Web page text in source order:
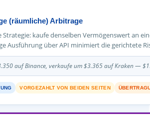
(räumliche) Arbitrage
Strategie: kaufe denselben Vermögenswert an
Ausführung über API minimiert die gerichtete
auf Binance, verkaufe um $3.365 auf Kraken —
VORGEZAHLT VON BEIDEN SEITEN